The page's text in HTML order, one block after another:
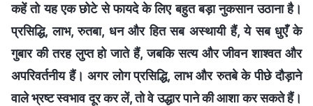
कहें तो यह एक छोटे से फायदे के लिए बहुत बड़ा नुकसान उठाना है।
प्रसिद्धि, लाभ, रुतबा, धन और हित सब अस्थायी हैं, ये सब धुएँ के
गुबार की तरह लुप्त हो जाते हैं, जबकि सत्य और जीवन शाश्वत और
अपरिवर्तनीय हैं। अगर लोग प्रसिद्धि, लाभ और रुतबे के पीछे दौड़ाने
वाले भ्रष्ट स्वभाव दूर कर लें, तो वे उद्धार पाने की आशा कर सकते हैं।